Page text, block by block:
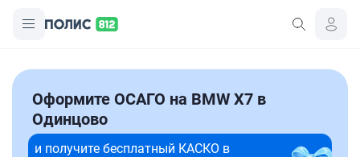
Оформите ОСАГО на BMW X7 в
Одинцово
и получите бесплатный КАСКО в